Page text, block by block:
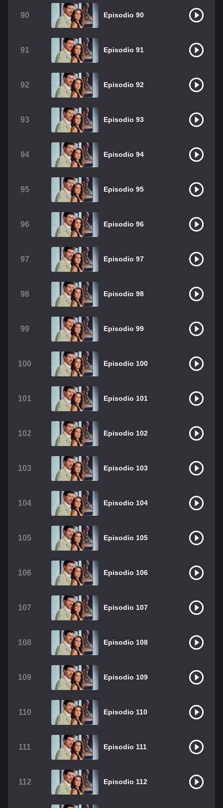
90 Episodio 90
91 Episodio 91
92 Episodio 92
93 Episodio 93
94 Episodio 94
95 Episodio 95
96 Episodio 96
97 Episodio 97
98 Episodio 98
99 Episodio 99
100 Episodio 100
101 Episodio 101
102 Episodio 102
103 Episodio 103
104 Episodio 104
105 Episodio 105
106 Episodio 106
107 Episodio 107
108 Episodio 108
109 Episodio 109
110 Episodio 110
111 Episodio 111
112 Episodio 112